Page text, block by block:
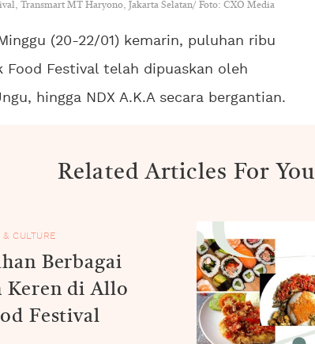
Transmart MT Haryono, Jakarta Selatan/ Foto: CXO Media
(20-22/01) kemarin, puluhan ribu
Food Festival telah dipuaskan oleh
hingga NDX A.K.A secara bergantian.
Related Articles For You
& CULTURE
Berbagai
Keren di Allo
Festival